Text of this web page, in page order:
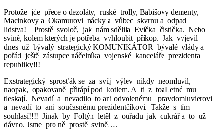
Protože jde přece o dezoláty, ruské trolly, Babišovy dementy,
Macinkovy a Okamurovi nácky a vůbec skvrnu a odpad
lidstva! Prostě svoloč, jak nám sdělila Evička čistička. Nebo
svině, kolem kterých je potřeba vyhloubit příkop. Jak vyjevil
dnes už bývalý strategický KOMUNIKÁTOR bývalé vlády a
pořád ještě zástupce náčelníka vojenské kanceláře prezidenta
republiky!!!
Exstrategický sprosťák se za svůj výlev nikdy neomluvil,
naopak, opakovaně přitápí pod kotlem. A ti z toaLetné mu
tleskají. Nevadí a nevadilo to ani odvolenému pravdomluvierovi
a nevadí to ani současnému prezidentčíkovi. Takže s tím
souhlasí!!!! Jinak by Foltýn letěl z ouřadu jak cukrář a to už
dávno. Jsme pro ně prostě svině….